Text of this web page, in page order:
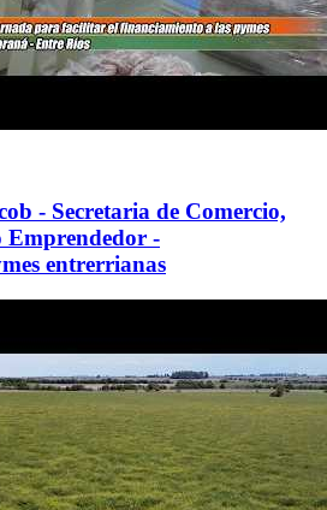
- Secretaria de Comercio,
-
entrerrianas